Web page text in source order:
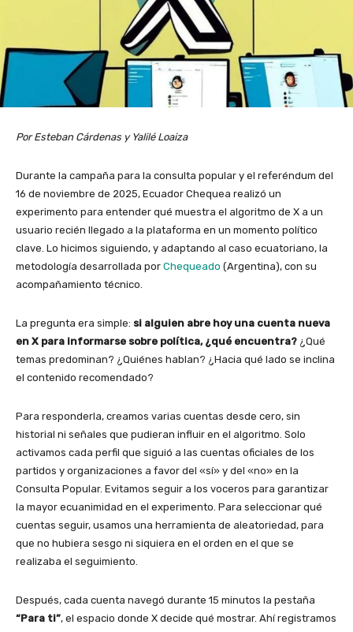
Por Esteban Cárdenas y Yalilé Loaiza
Durante la campaña para la consulta popular y el referéndum del
16 de noviembre de 2025, Ecuador Chequea realizó un
experimento para entender qué muestra el algoritmo de X a un
usuario recién llegado a la plataforma en un momento político
clave. Lo hicimos siguiendo, y adaptando al caso ecuatoriano, la
metodología desarrollada por Chequeado (Argentina), con su
acompañamiento técnico.
La pregunta era simple: si alguien abre hoy una cuenta nueva
en X para informarse sobre política, ¿qué encuentra? ¿Qué
temas predominan? ¿Quiénes hablan? ¿Hacia qué lado se inclina
el contenido recomendado?
Para responderla, creamos varias cuentas desde cero, sin
historial ni señales que pudieran influir en el algoritmo. Solo
activamos cada perfil que siguió a las cuentas oficiales de los
partidos y organizaciones a favor del «sí» y del «no» en la
Consulta Popular. Evitamos seguir a los voceros para garantizar
la mayor ecuanimidad en el experimento. Para seleccionar qué
cuentas seguir, usamos una herramienta de aleatoriedad, para
que no hubiera sesgo ni siquiera en el orden en el que se
realizaba el seguimiento.
Después, cada cuenta navegó durante 15 minutos la pestaña
“Para ti”, el espacio donde X decide qué mostrar. Ahí registramos